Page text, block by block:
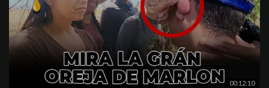
00:12:10